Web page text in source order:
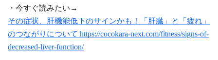
・今すぐ読みたい→
その症状、肝機能低下のサインかも！「肝臓」と「疲れ」
のつながりについて https://cocokara-next.com/fitness/signs-of-
decreased-liver-function/